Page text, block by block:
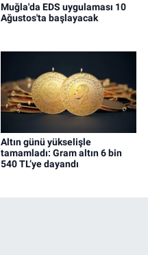
Muğla'da EDS uygulaması 10
Ağustos'ta başlayacak
Altın günü yükselişle
tamamladı: Gram altın 6 bin
540 TL’ye dayandı